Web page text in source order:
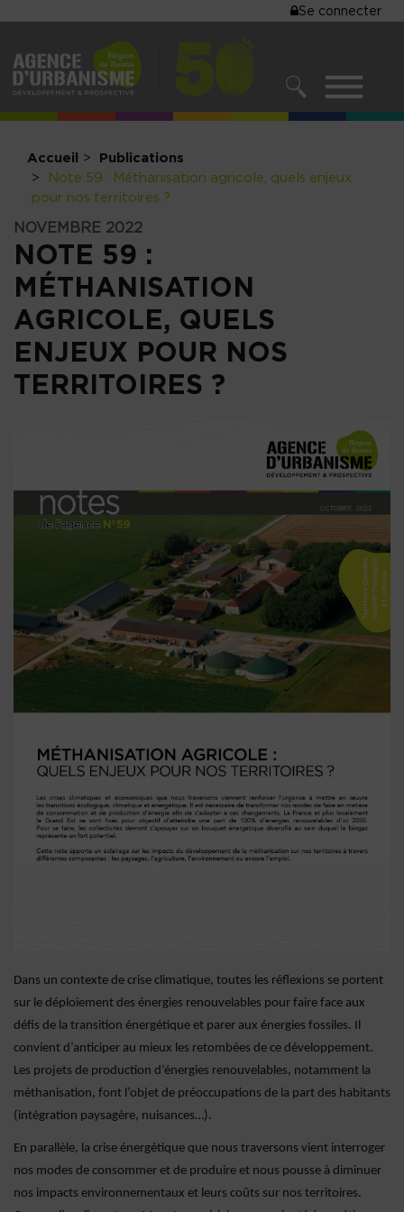
contenu
principal
MENU
DE
Se connecter
MENU
Accueil Publications
Note 59 : Méthanisation agricole, quels enjeux
pour nos territoires ?
NOVEMBRE 2022
NOTE 59 :
MÉTHANISATION
AGRICOLE, QUELS
ENJEUX POUR NOS
TERRITOIRES ?
Dans un contexte de crise climatique, toutes les réflexions se portent
sur le déploiement des énergies renouvelables pour faire face aux
défis de la transition énergétique et parer aux énergies fossiles. Il
convient d’anticiper au mieux les retombées de ce développement.
Les projets de production d’énergies renouvelables, notamment la
méthanisation, font l’objet de préoccupations de la part des habitants
(intégration paysagère, nuisances…).
En parallèle, la crise énergétique que nous traversons vient interroger
nos modes de consommer et de produire et nous pousse à diminuer
nos impacts environnementaux et leurs coûts sur nos territoires.